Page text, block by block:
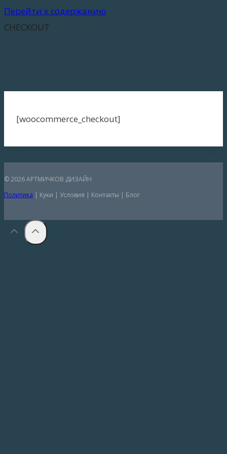
Перейти к содержанию
CHECKOUT
[woocommerce_checkout]
© 2026 АРТМИЧКОВ ДИЗАЙН
Политика | Куки | Условия | Контакты | Блог